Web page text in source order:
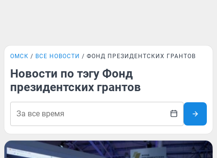
ОМСК ВСЕ НОВОСТИ ФОНД ПРЕЗИДЕНТСКИХ ГРАНТОВ
Новости по тэгу Фонд
президентских грантов